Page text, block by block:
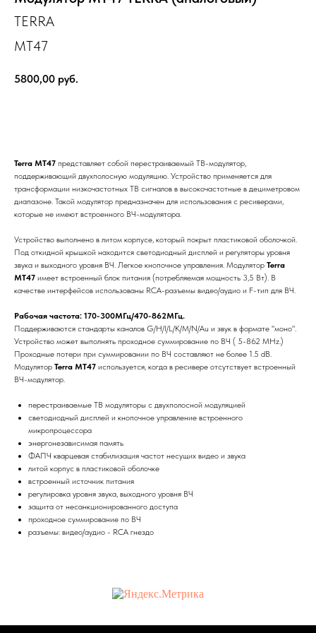
TERRA
МТ47
5800,00 руб.
Terra MT47 представляет собой перестраиваемый ТВ-модулятор,
поддерживающий двухполосную модуляцию. Устройство применяется для
трансформации низкочастотных ТВ сигналов в высокочастотные в дециметровом
диапазоне. Такой модулятор предназначен для использования с ресиверами,
которые не имеют встроенного ВЧ-модулятора.
Устройство выполнено в литом корпусе, который покрыт пластиковой оболочкой.
Под откидной крышкой находится светодиодный дисплей и регуляторы уровня
звука и выходного уровня ВЧ. Легкое кнопочное управления. Модулятор Terra
MT47 имеет встроенный блок питания (потребляемая мощность 3,5 Вт). В
качестве интерфейсов использованы RCA-разъемы видео/аудио и F-тип для ВЧ.
Рабочая частота: 170-300МГц/470-862МГц.
Поддерживаются стандарты каналов G/H/I/L/K/M/N/Au и звук в формате "моно".
Устройство может выполнять проходное суммирование по ВЧ ( 5-862 MHz.)
Проходные потери при суммировании по ВЧ составляют не более 1.5 dB.
Модулятор Terra MT47 используется, когда в ресивере отсутствует встроенный
ВЧ-модулятор.
перестраиваемые ТВ модуляторы с двухполосной модуляцией
светодиодный дисплей и кнопочное управление встроенного
микропроцессора
энергонезависимая память
ФАПЧ кварцевая стабилизация частот несущих видео и звука
литой корпус в пластиковой оболочке
встроенный источник питания
регулировка уровня звука, выходного уровня ВЧ
защита от несанкционированного доступа
проходное суммирование по ВЧ
разъемы: видео/аудио - RCA гнездо